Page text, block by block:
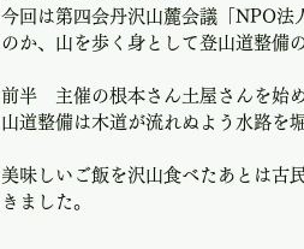
今回は第四会丹沢山麓会議「NPO法
のか、山を歩く身として登山道整備
前半　主催の根本さん土屋さんを始
山道整備は木道が流れぬよう水路を
美味しいご飯を沢山食べたあとは古
きました。